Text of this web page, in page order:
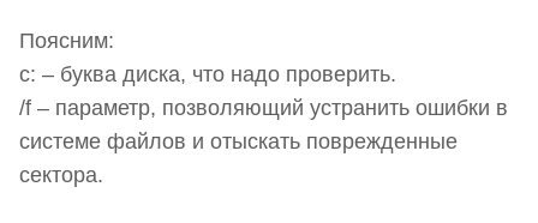
Поясним:
c: – буква диска, что надо проверить.
/f – параметр, позволяющий устранить ошибки в
системе файлов и отыскать поврежденные
сектора.